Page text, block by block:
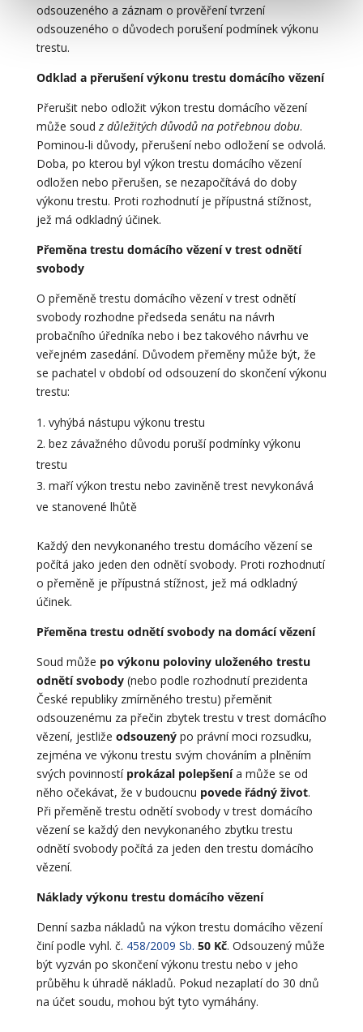
odsouzeného a záznam o prověření tvrzení
odsouzeného o důvodech porušení podmínek výkonu
trestu.
Odklad a přerušení výkonu trestu domácího vězení
Přerušit nebo odložit výkon trestu domácího vězení
může soudz důležitých důvodů na potřebnou dobu.
Pominou-li důvody, přerušení nebo odložení se odvolá.
Doba, po kterou byl výkon trestu domácího vězení
odložen nebo přerušen, se nezapočítává do doby
výkonu trestu. Proti rozhodnutí je přípustná stížnost,
jež má odkladný účinek.
Přeměna trestu domácího vězení v trest odnětí
svobody
O přeměně trestu domácího vězení v trest odnětí
svobody rozhodne předseda senátu na návrh
probačního úředníka nebo i bez takového návrhu ve
veřejném zasedání. Důvodem přeměny může být, že
se pachatel v období od odsouzení do skončení výkonu
trestu:
vyhýbá nástupu výkonu trestu
bez závažného důvodu poruší podmínky výkonu
trestu
maří výkon trestu nebo zaviněně trest nevykonává
ve stanovené lhůtě
Každý den nevykonaného trestu domácího vězení se
počítá jako jeden den odnětí svobody. Proti rozhodnutí
o přeměně je přípustná stížnost, jež má odkladný
účinek.
Přeměna trestu odnětí svobody na domácí vězení
Soud může po výkonu poloviny uloženého trestu
odnětí svobody(nebo podle rozhodnutí prezidenta
České republiky zmírněného trestu) přeměnit
odsouzenému za přečin zbytek trestu v trest domácího
vězení, jestliže odsouzenýpo právní moci rozsudku,
zejména ve výkonu trestu svým chováním a plněním
svých povinností prokázal polepšenía může se od
něho očekávat, že v budoucnu povede řádný život.
Při přeměně trestu odnětí svobody v trest domácího
vězení se každý den nevykonaného zbytku trestu
odnětí svobody počítá za jeden den trestu domácího
vězení.
Náklady výkonu trestu domácího vězení
Denní sazba nákladů na výkon trestu domácího vězení
činí podle vyhl. č. 458/2009 Sb. 50 Kč. Odsouzený může
být vyzván po skončení výkonu trestu nebo v jeho
průběhu k úhradě nákladů. Pokud nezaplatí do 30 dnů
na účet soudu, mohou být tyto vymáhány.